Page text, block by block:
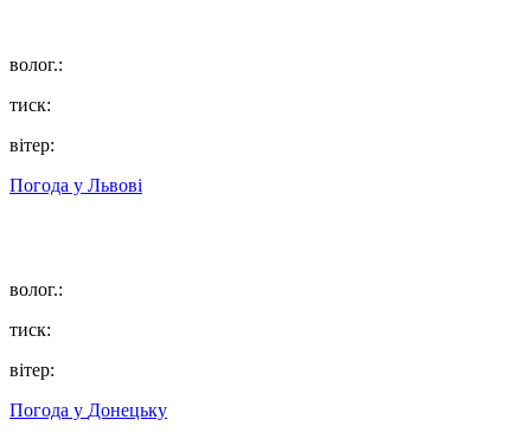
волог.:
тиск:
вітер:
Погода у Львові
волог.:
тиск:
вітер:
Погода у Донецьку